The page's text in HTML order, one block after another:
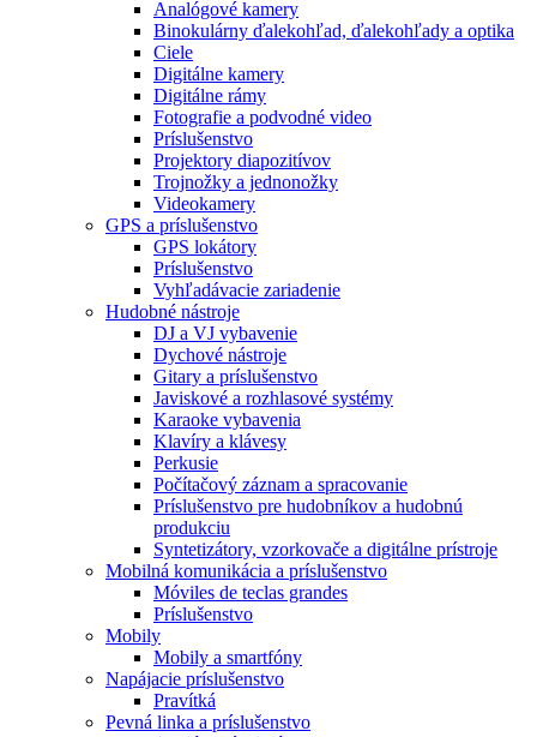
Analógové kamery
Binokulárny ďalekohľad, ďalekohľady a optika
Ciele
Digitálne kamery
Digitálne rámy
Fotografie a podvodné video
Príslušenstvo
Projektory diapozitívov
Trojnožky a jednonožky
Videokamery
GPS a príslušenstvo
GPS lokátory
Príslušenstvo
Vyhľadávacie zariadenie
Hudobné nástroje
DJ a VJ vybavenie
Dychové nástroje
Gitary a príslušenstvo
Javiskové a rozhlasové systémy
Karaoke vybavenia
Klavíry a klávesy
Perkusie
Počítačový záznam a spracovanie
Príslušenstvo pre hudobníkov a hudobnú
produkciu
Syntetizátory, vzorkovače a digitálne prístroje
Mobilná komunikácia a príslušenstvo
Móviles de teclas grandes
Príslušenstvo
Mobily
Mobily a smartfóny
Napájacie príslušenstvo
Pravítká
Pevná linka a príslušenstvo